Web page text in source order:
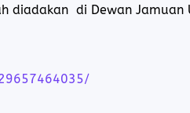
diadakan di Dewan